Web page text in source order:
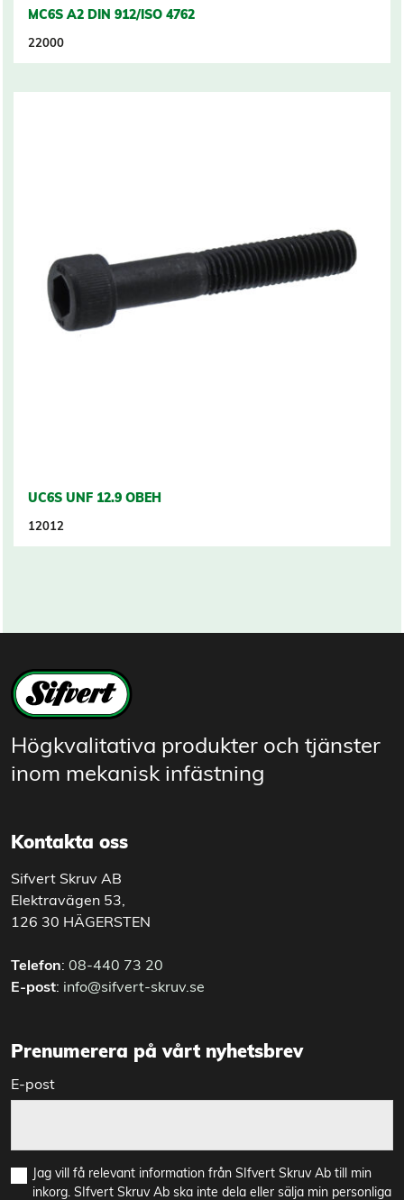
MC6S A2 DIN 912/ISO 4762
22000
UC6S UNF 12.9 OBEH
12012
Högkvalitativa produkter och tjänster
inom mekanisk infästning
Kontakta oss
Sifvert Skruv AB
Elektravägen 53,
126 30 HÄGERSTEN
Telefon: 08-440 73 20
E-post: info@sifvert-skruv.se
Prenumerera på vårt nyhetsbrev
E-post
Jag vill få relevant information från SIfvert Skruv Ab till min
inkorg. SIfvert Skruv Ab ska inte dela eller sälja min personliga